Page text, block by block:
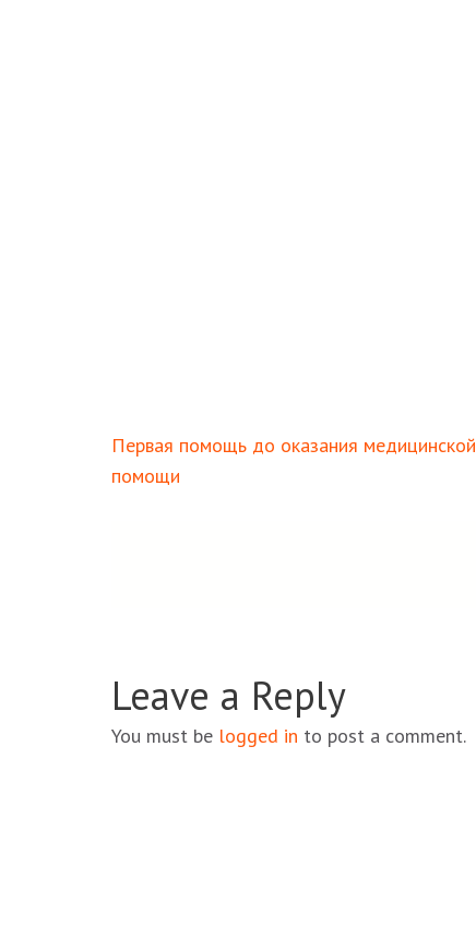
Навигация
по
Первая помощь до оказания медицинской
помощи
Leave a Reply
You must be logged in to post a comment.